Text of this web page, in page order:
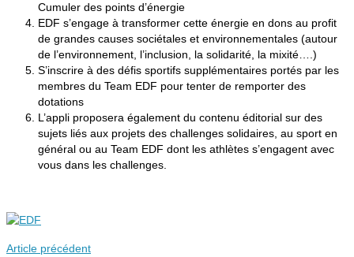
Cumuler des points d’énergie
EDF s’engage à transformer cette énergie en dons au profit
de grandes causes sociétales et environnementales (autour
de l’environnement, l’inclusion, la solidarité, la mixité….)
S’inscrire à des défis sportifs supplémentaires portés par les
membres du Team EDF pour tenter de remporter des
dotations
L’appli proposera également du contenu éditorial sur des
sujets liés aux projets des challenges solidaires, au sport en
général ou au Team EDF dont les athlètes s’engagent avec
vous dans les challenges.
Article précédent